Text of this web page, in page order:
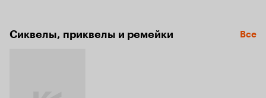
Сиквелы, приквелы и ремейки Все